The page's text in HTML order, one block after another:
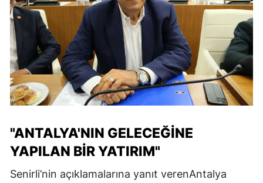
"ANTALYA'NIN GELECEĞİNE
YAPILAN BİR YATIRIM"
Senirli’nin açıklamalarına yanıt verenAntalya